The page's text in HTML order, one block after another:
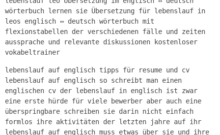
wörterbuch lernen sie Übersetzung für lebenslauf in
leos englisch ⇔ deutsch wörterbuch mit
flexionstabellen der verschiedenen fälle und zeiten
aussprache und relevante diskussionen kostenloser
vokabeltrainer
lebenslauf auf englisch tipps für resume und cv
lebenslauf auf englisch so schreibt man einen
englischen cv der lebenslauf in englisch ist zwar
eine erste hürde für viele bewerber aber auch eine
überspringbare schreiben sie darin nicht einfach
formlos ihre aktivitäten der letzten jahre auf ihr
lebenslauf auf englisch muss etwas über sie und ihre